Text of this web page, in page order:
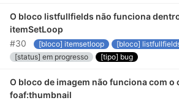
O bloco listfullfields não funciona
itemSetLoop
#30
[bloco] itemsetloop [bloco]
[status] em progresso
[tipo] bug
O bloco de imagem não funciona com o
foaf:thumbnail